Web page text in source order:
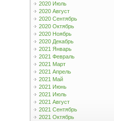
2020 Июль
2020 Август
2020 Сентябрь
2020 Октябрь
2020 Ноябрь
2020 Декабрь
2021 Январь
2021 Февраль
2021 Март
2021 Апрель
2021 Май
2021 Июнь
2021 Июль
2021 Август
2021 Сентябрь
2021 Октябрь